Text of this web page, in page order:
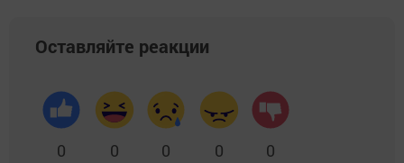
Оставляйте реакции
0 0 0 0 0